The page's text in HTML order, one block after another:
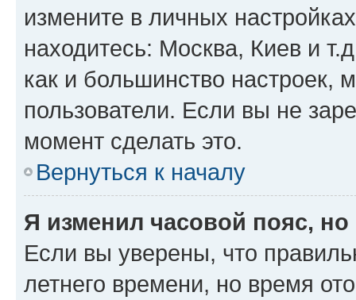
измените в личных
находитесь: Москва, Киев и
как и большинство настроек,
пользователи. Если вы не
момент сделать это.
Вернуться к началу
Я изменил часовой пояс,
Если вы уверены, что
летнего времени, но время